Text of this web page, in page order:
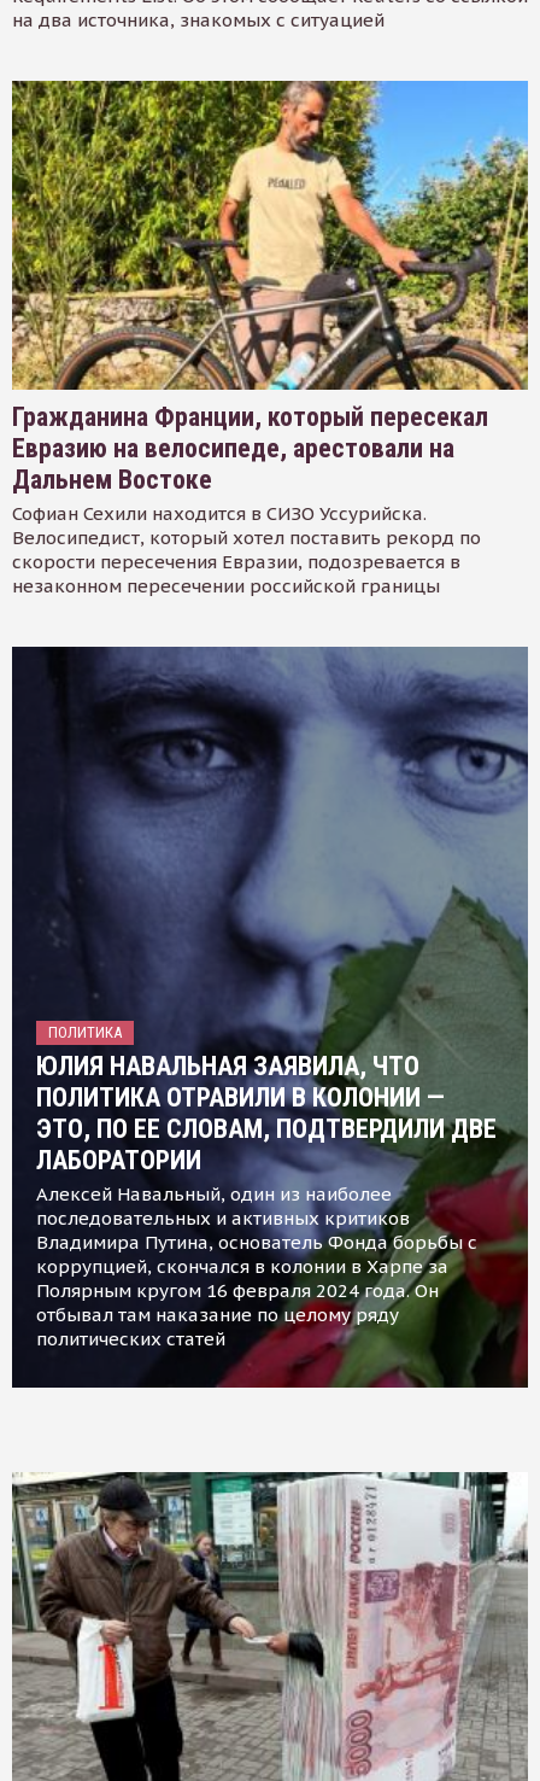
на два источника, знакомых с ситуацией
Гражданина Франции, который пересекал
Евразию на велосипеде, арестовали на
Дальнем Востоке
Софиан Сехили находится в СИЗО Уссурийска.
Велосипедист, который хотел поставить рекорд по
скорости пересечения Евразии, подозревается в
незаконном пересечении российской границы
ПОЛИТИКА
ЮЛИЯ НАВАЛЬНАЯ ЗАЯВИЛА, ЧТО
ПОЛИТИКА ОТРАВИЛИ В КОЛОНИИ —
ЭТО, ПО ЕЕ СЛОВАМ, ПОДТВЕРДИЛИ ДВЕ
ЛАБОРАТОРИИ
Алексей Навальный, один из наиболее
последовательных и активных критиков
Владимира Путина, основатель Фонда борьбы с
коррупцией, скончался в колонии в Харпе за
Полярным кругом 16 февраля 2024 года. Он
отбывал там наказание по целому ряду
политических статей